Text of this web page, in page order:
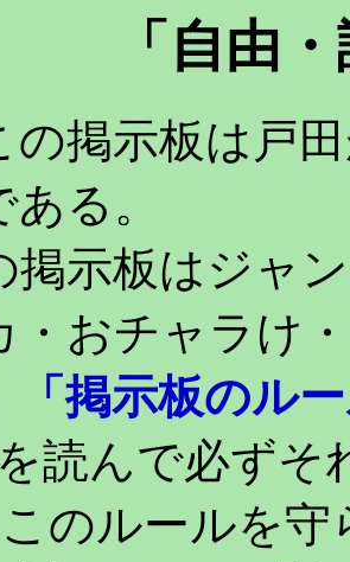
「自由
掲示板は戸
ある。
掲示板はジャ
・おチャラけ
「掲示板のル
を読んで必ずそ
のルールを守